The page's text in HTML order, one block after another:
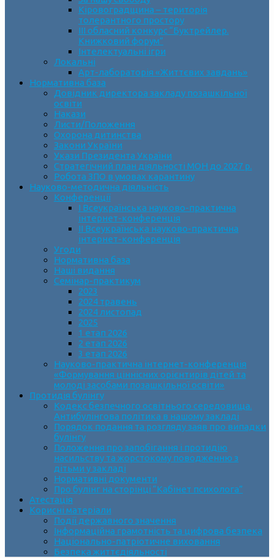
Кіровоградщина – територія
толерантного простору
ІII обласний конкурс “Буктрейлер.
Книжковий форум”
Інтелектуальні ігри
Локальні
Арт-лабораторія «Життєвих завдань»
Нормативна база
Довідник директора закладу позашкільної
освіти
Накази
Листи/Положення
Охорона дитинства
Закони України
Укази Президента України
Стратегічний план діяльності МОН до 2027 р.
Робота ЗПО в умовах карантину
Науково-методична діяльність
Конференції
І Всеукраїнська науково-практична
інтернет-конференція
ІІ Всеукраїнська науково-практична
інтернет-конференція
Угоди
Нормативна база
Наші видання
Семінар-практикум
2023
2024 травень
2024 листопад
2025
1 етап 2026
2 етап 2026
3 етап 2026
Науково-практична інтернет-конференція
«Формування ціннісних орієнтирів дітей та
молоді засобами позашкільної освіти»
Протидія булінгу
Кодекс безпечного освітнього середовища.
Антибулінгова політика в нашому закладі
Порядок подання та розгляду заяв про випадки
булінгу
Положення про запобігання і протидію
насильству та жорстокому поводженню з
дітьми у закладі
Нормативні документи
Про булінг на сторінці “Кабінет психолога”
Атестація
Корисні матеріали
Події державного значення
Інформаційна грамотність та цифрова безпека
Національно-патріотичне виховання
Безпека життєдіяльності